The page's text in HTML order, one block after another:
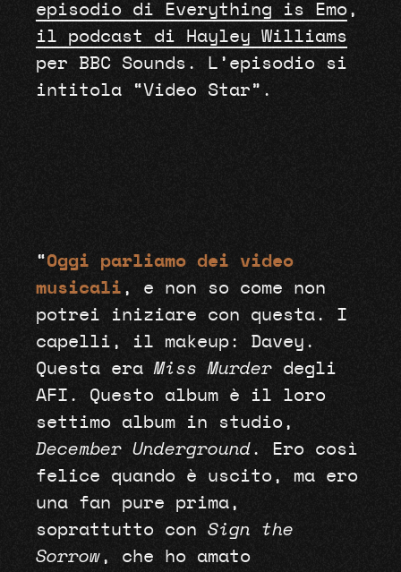
episodio di Everything is Emo ,
il podcast di Hayley Williams
per BBC Sounds. L’episodio si
intitola “Video Star”.
“Oggi parliamo dei video
musicali , e non so come non
potrei iniziare con questa. I
capelli, il makeup: Davey.
Questa era Miss Murderdegli
AFI. Questo album è il loro
settimo album in studio,
December Underground. Ero così
felice quando è uscito, ma ero
una fan pure prima,
soprattutto con Sign the
Sorrow, che ho amato